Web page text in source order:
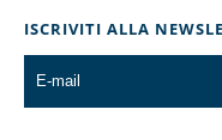
ISCRIVITI ALLA